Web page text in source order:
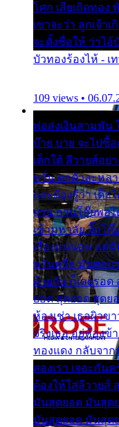
โศก เสียเถิดทอง
เขาจะว่า ลูกเจ้า
จะตั้งชื่อให้ ว่าไอ้
บัวทองร้องไห้ - เ
109 views •
พ่อส่งเงินสามพัน
บ๊าย บาย จะไปซื้อ
เด็กใต้ ลีวายส์อย่
หวั่น ตกตัวละหล
และต้องรู้ว่า เด็ก
ยวน กวนโอ๊ยพอไ
เข้ามหาลัย จิ๊กโ
เรื่องแน่นอน แต่
พรั่นพรือ มันตอบว่
ด้วยกัน ก็เลยรอ
ยอด สุดยอด สุดย
ห้องเช่า เธอผิวข
จริงเธอ อยู่ห้องข้
ทองแดง กลับจา
สองเรา เจอะกัน
ต้องให้ใส่ลีวายส์
มันสุดยอด มันสุด
มันสุดยอด มันสุด